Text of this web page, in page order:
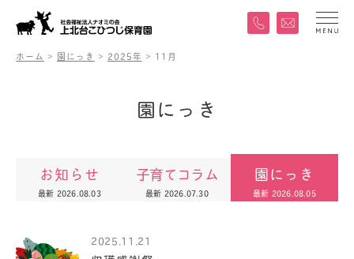
ホーム > 園にっき > 2025年 > 11月
園に っ き
お知らせ
最新 2026.08.03
子育てコラム
最新 2026.07.30
園にっき
最新 2026.08.05
2025.11.21